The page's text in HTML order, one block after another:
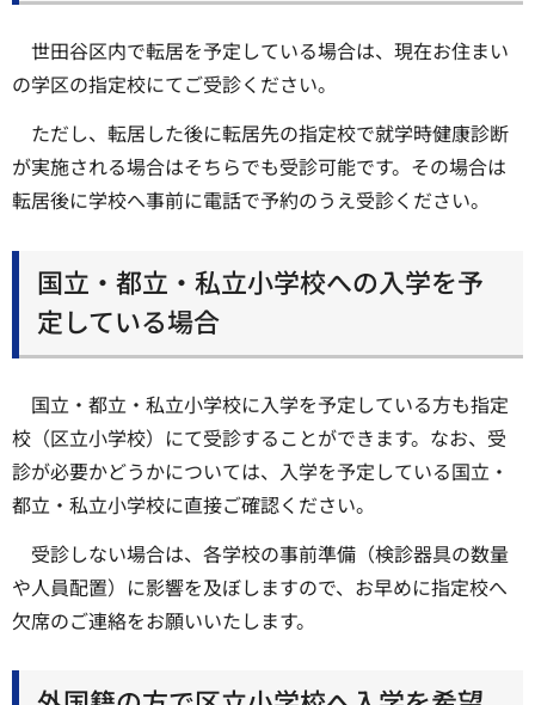
世田谷区内で転居を予定している場合は、現在お住まい
の学区の指定校にてご受診ください。
ただし、転居した後に転居先の指定校で就学時健康診断
が実施される場合はそちらでも受診可能です。その場合は
転居後に学校へ事前に電話で予約のうえ受診ください。
国立・都立・私立小学校への入学を予
定している場合
国立・都立・私立小学校に入学を予定している方も指定
校（区立小学校）にて受診することができます。なお、受
診が必要かどうかについては、入学を予定している国立・
都立・私立小学校に直接ご確認ください。
受診しない場合は、各学校の事前準備（検診器具の数量
や人員配置）に影響を及ぼしますので、お早めに指定校へ
欠席のご連絡をお願いいたします。